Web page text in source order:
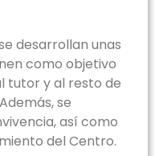
desarrollan unas
como objetivo
tutor y al resto de
se
así como
del Centro.